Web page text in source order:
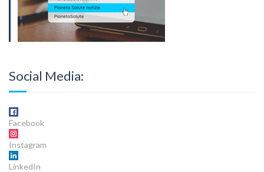
Social Media:
Facebook
Instagram
LinkedIn